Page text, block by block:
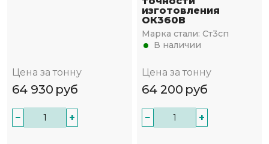
Цена за тонну
64 930 руб
− +
изготовления
ОК360В
Марка стали: Ст3сп
В наличии
Цена за тонну
64 200 руб
− +